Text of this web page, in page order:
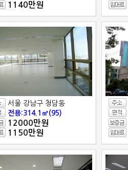
1140만원
서울 강남구 청담동
전용:314.1㎡(95)
12000만원
1150만원